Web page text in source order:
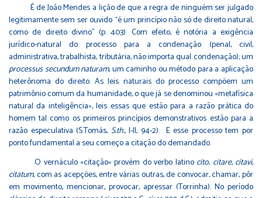
É de João Mendes a lição de que a regra de ninguém ser julgado
legitimamente sem ser ouvido “é um princípio não só de direito natural,
como de direito divino” (p. 403). Com efeito, é notória a exigência
jurídico-natural do processo para a condenação (penal, civil,
administrativa, trabalhista, tributária, não importa qual condenação); um
processus secundum naturam, um caminho ou método para a aplicação
heterônoma do direito. As leis naturais do processo compõem um
patrimônio comum da humanidade, o que já se denominou «metafísica
natural da inteligência», leis essas que estão para a razão prática do
homem tal como os primeiros princípios demonstrativos estão para a
razão especulativa (S.Tomás, S.th., I-II, 94-2). E esse processo tem por
ponto fundamental a seu começo a citação do demandado.
O vernáculo «citação» provém do verbo latino cito, citare, citavi,
citatum, com as acepções, entre várias outras, de convocar, chamar, pôr
em movimento, mencionar, provocar, apressar (Torrinha). No período